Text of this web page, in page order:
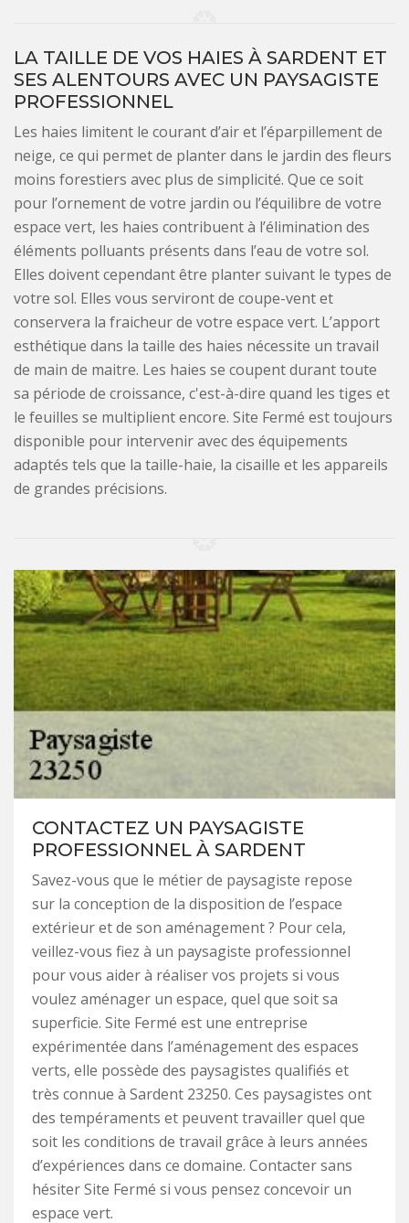
LA TAILLE DE VOS HAIES À SARDENT ET
SES ALENTOURS AVEC UN PAYSAGISTE
PROFESSIONNEL
Les haies limitent le courant d’air et l’éparpillement de
neige, ce qui permet de planter dans le jardin des fleurs
moins forestiers avec plus de simplicité. Que ce soit
pour l’ornement de votre jardin ou l’équilibre de votre
espace vert, les haies contribuent à l’élimination des
éléments polluants présents dans l’eau de votre sol.
Elles doivent cependant être planter suivant le types de
votre sol. Elles vous serviront de coupe-vent et
conservera la fraicheur de votre espace vert. L’apport
esthétique dans la taille des haies nécessite un travail
de main de maitre. Les haies se coupent durant toute
sa période de croissance, c'est-à-dire quand les tiges et
le feuilles se multiplient encore. Site Fermé est toujours
disponible pour intervenir avec des équipements
adaptés tels que la taille-haie, la cisaille et les appareils
de grandes précisions.
CONTACTEZ UN PAYSAGISTE
PROFESSIONNEL À SARDENT
Savez-vous que le métier de paysagiste repose
sur la conception de la disposition de l’espace
extérieur et de son aménagement ? Pour cela,
veillez-vous fiez à un paysagiste professionnel
pour vous aider à réaliser vos projets si vous
voulez aménager un espace, quel que soit sa
superficie. Site Fermé est une entreprise
expérimentée dans l’aménagement des espaces
verts, elle possède des paysagistes qualifiés et
très connue à Sardent 23250. Ces paysagistes ont
des tempéraments et peuvent travailler quel que
soit les conditions de travail grâce à leurs années
d’expériences dans ce domaine. Contacter sans
hésiter Site Fermé si vous pensez concevoir un
espace vert.